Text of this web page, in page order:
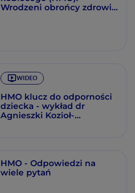
Wrodzeni obrońcy zdrowia
WIDEO
HMO klucz do odporności
dziecka - wykład dr
Agnieszki Kozioł-
HMO - Odpowiedzi na
wiele pytań